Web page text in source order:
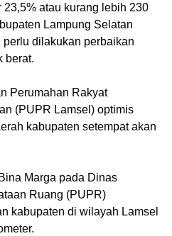
atau kurang lebih 230
Lampung Selatan
dilakukan perbaikan
berat.
Perumahan Rakyat
(PUPR Lamsel) optimis
kabupaten setempat akan
Marga pada Dinas
Ruang (PUPR)
kabupaten di wilayah Lamsel